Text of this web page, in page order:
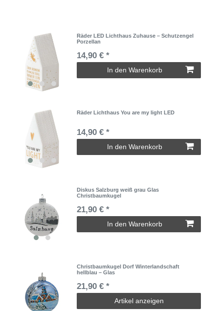
Räder LED Lichthaus Zuhause – Schutzengel
Porzellan
14,90 € *
In den Warenkorb
Räder Lichthaus You are my light LED
14,90 € *
In den Warenkorb
Diskus Salzburg weiß grau Glas
Christbaumkugel
21,90 € *
In den Warenkorb
Christbaumkugel Dorf Winterlandschaft
hellblau – Glas
21,90 € *
Artikel anzeigen